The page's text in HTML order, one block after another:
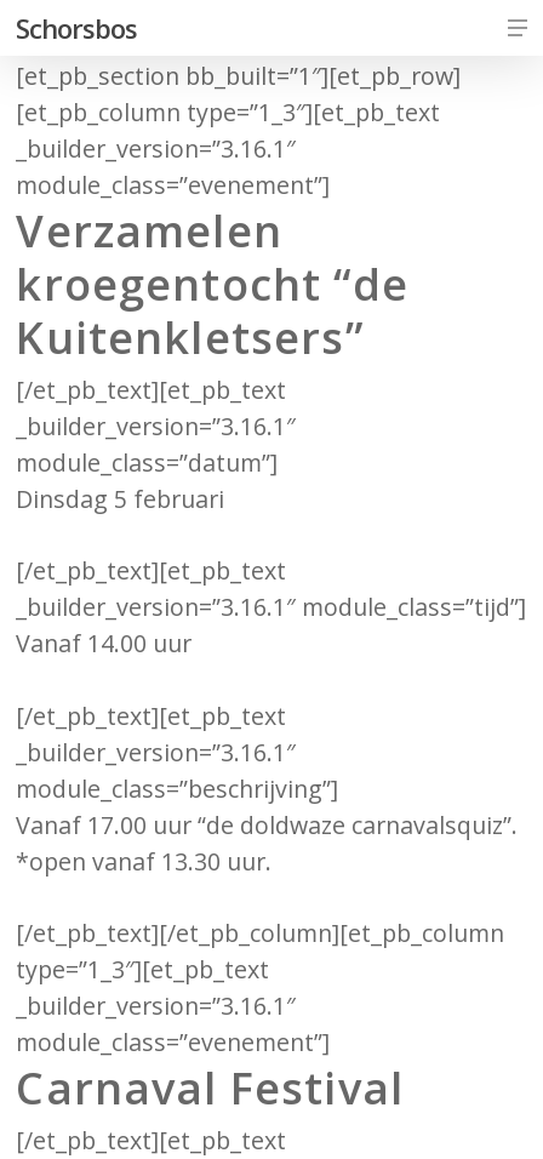
Skip
main
content
Schorsbos
[et_pb_section bb_built=”1″][et_pb_row]
[et_pb_column type=”1_3″][et_pb_text
_builder_version=”3.16.1″
module_class=”evenement”]
Verzamelen
kroegentocht “de
Kuitenkletsers”
[/et_pb_text][et_pb_text
_builder_version=”3.16.1″
module_class=”datum”]
Dinsdag 5 februari
[/et_pb_text][et_pb_text
_builder_version=”3.16.1″ module_class=”tijd”]
Vanaf 14.00 uur
[/et_pb_text][et_pb_text
_builder_version=”3.16.1″
module_class=”beschrijving”]
Vanaf 17.00 uur “de doldwaze carnavalsquiz”.
*open vanaf 13.30 uur.
[/et_pb_text][/et_pb_column][et_pb_column
type=”1_3″][et_pb_text
_builder_version=”3.16.1″
module_class=”evenement”]
Carnaval Festival
[/et_pb_text][et_pb_text